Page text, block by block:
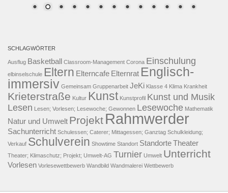
SCHLAGWÖRTER
Ausflug Basketball Classroom-Management Corona Einschulung
elbinselschule Eltern Elterncafe Elternrat Englisch-
immersiv Gemeinsam Gruppenarbeit JeKi Klasse 4 Klima Krankheit
Krieterstraße Kultur Kunst Kunstprofil Kunst und Musik
Lesen Lesen; Vorlesen; Lesewoche; Gewonnen Lesewoche Mathematik
Natur und Umwelt Projekt Rahmwerder
Sachunterricht Schulessen; Caterer; Mittagessen; Ganztag Schulkleidung;
Verkauf Schulverein Showtime Standort StandorteTheater
Theater; Klimaschutz; Projekt; Umwelt-AG Turnier Umwelt Unterricht
Vorlesen Vorlesewettbewerb Wandbild Wandmalerei Wettbewerb